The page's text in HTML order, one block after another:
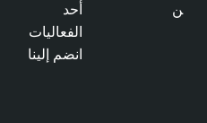
ن
أحد
الفعاليات
انضم إلينا